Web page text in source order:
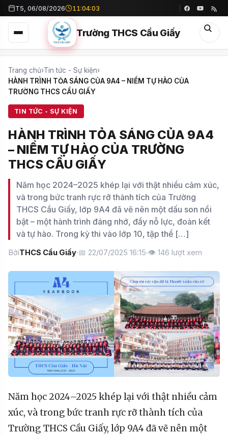
T5, 06/08/2026 11:04:04
Trường THCS Cầu Giấy
Trang chủ›Tin tức - Sự kiện›
HÀNH TRÌNH TỎA SÁNG CỦA 9A4 – NIỀM TỰ HÀO CỦA
TRƯỜNG THCS CẦU GIẤY
TIN TỨC - SỰ KIỆN
HÀNH TRÌNH TỎA SÁNG CỦA 9A4
– NIỀM TỰ HÀO CỦA TRƯỜNG
THCS CẦU GIẤY
Năm học 2024–2025 khép lại với thật nhiều cảm xúc,
và trong bức tranh rực rỡ thành tích của Trường
THCS Cầu Giấy, lớp 9A4 đã vẽ nên một dấu son nổi
bật – một hành trình đáng nhớ, đầy nỗ lực, đoàn kết
và tự hào. Trong kỳ thi vào lớp 10, tập thể […]
BởiTHCS Cầu Giấy·📅 22/07/2025 16:15·👁 146 lượt xem
Năm học 2024–2025 khép lại với thật nhiều cảm
xúc, và trong bức tranh rực rỡ thành tích của
Trường THCS Cầu Giấy, lớp 9A4 đã vẽ nên một